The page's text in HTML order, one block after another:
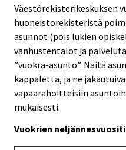
Väestörekisterikeskuksen
huoneistorekisteristä
asunnot (pois lukien
vanhustentalot ja
”vuokra-asunto”. Näitä
kappaletta, ja ne
vapaarahoitteisiin
mukaisesti:
Vuokrien